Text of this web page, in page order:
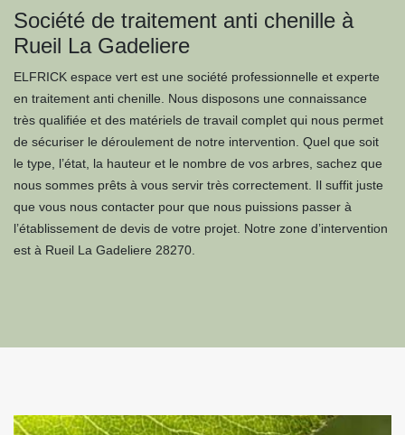
Société de traitement anti chenille à
Rueil La Gadeliere
ELFRICK espace vert est une société professionnelle et experte
en traitement anti chenille. Nous disposons une connaissance
très qualifiée et des matériels de travail complet qui nous permet
de sécuriser le déroulement de notre intervention. Quel que soit
le type, l’état, la hauteur et le nombre de vos arbres, sachez que
nous sommes prêts à vous servir très correctement. Il suffit juste
que vous nous contacter pour que nous puissions passer à
l’établissement de devis de votre projet. Notre zone d’intervention
est à Rueil La Gadeliere 28270.